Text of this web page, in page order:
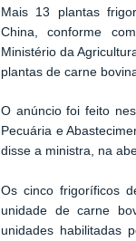
Mais 13 plantas
China, conforme
Ministério da
plantas de carne
O anúncio foi feito
Pecuária e
disse a ministra, na
Os cinco frigoríficos
unidade de carne
unidades habilitadas